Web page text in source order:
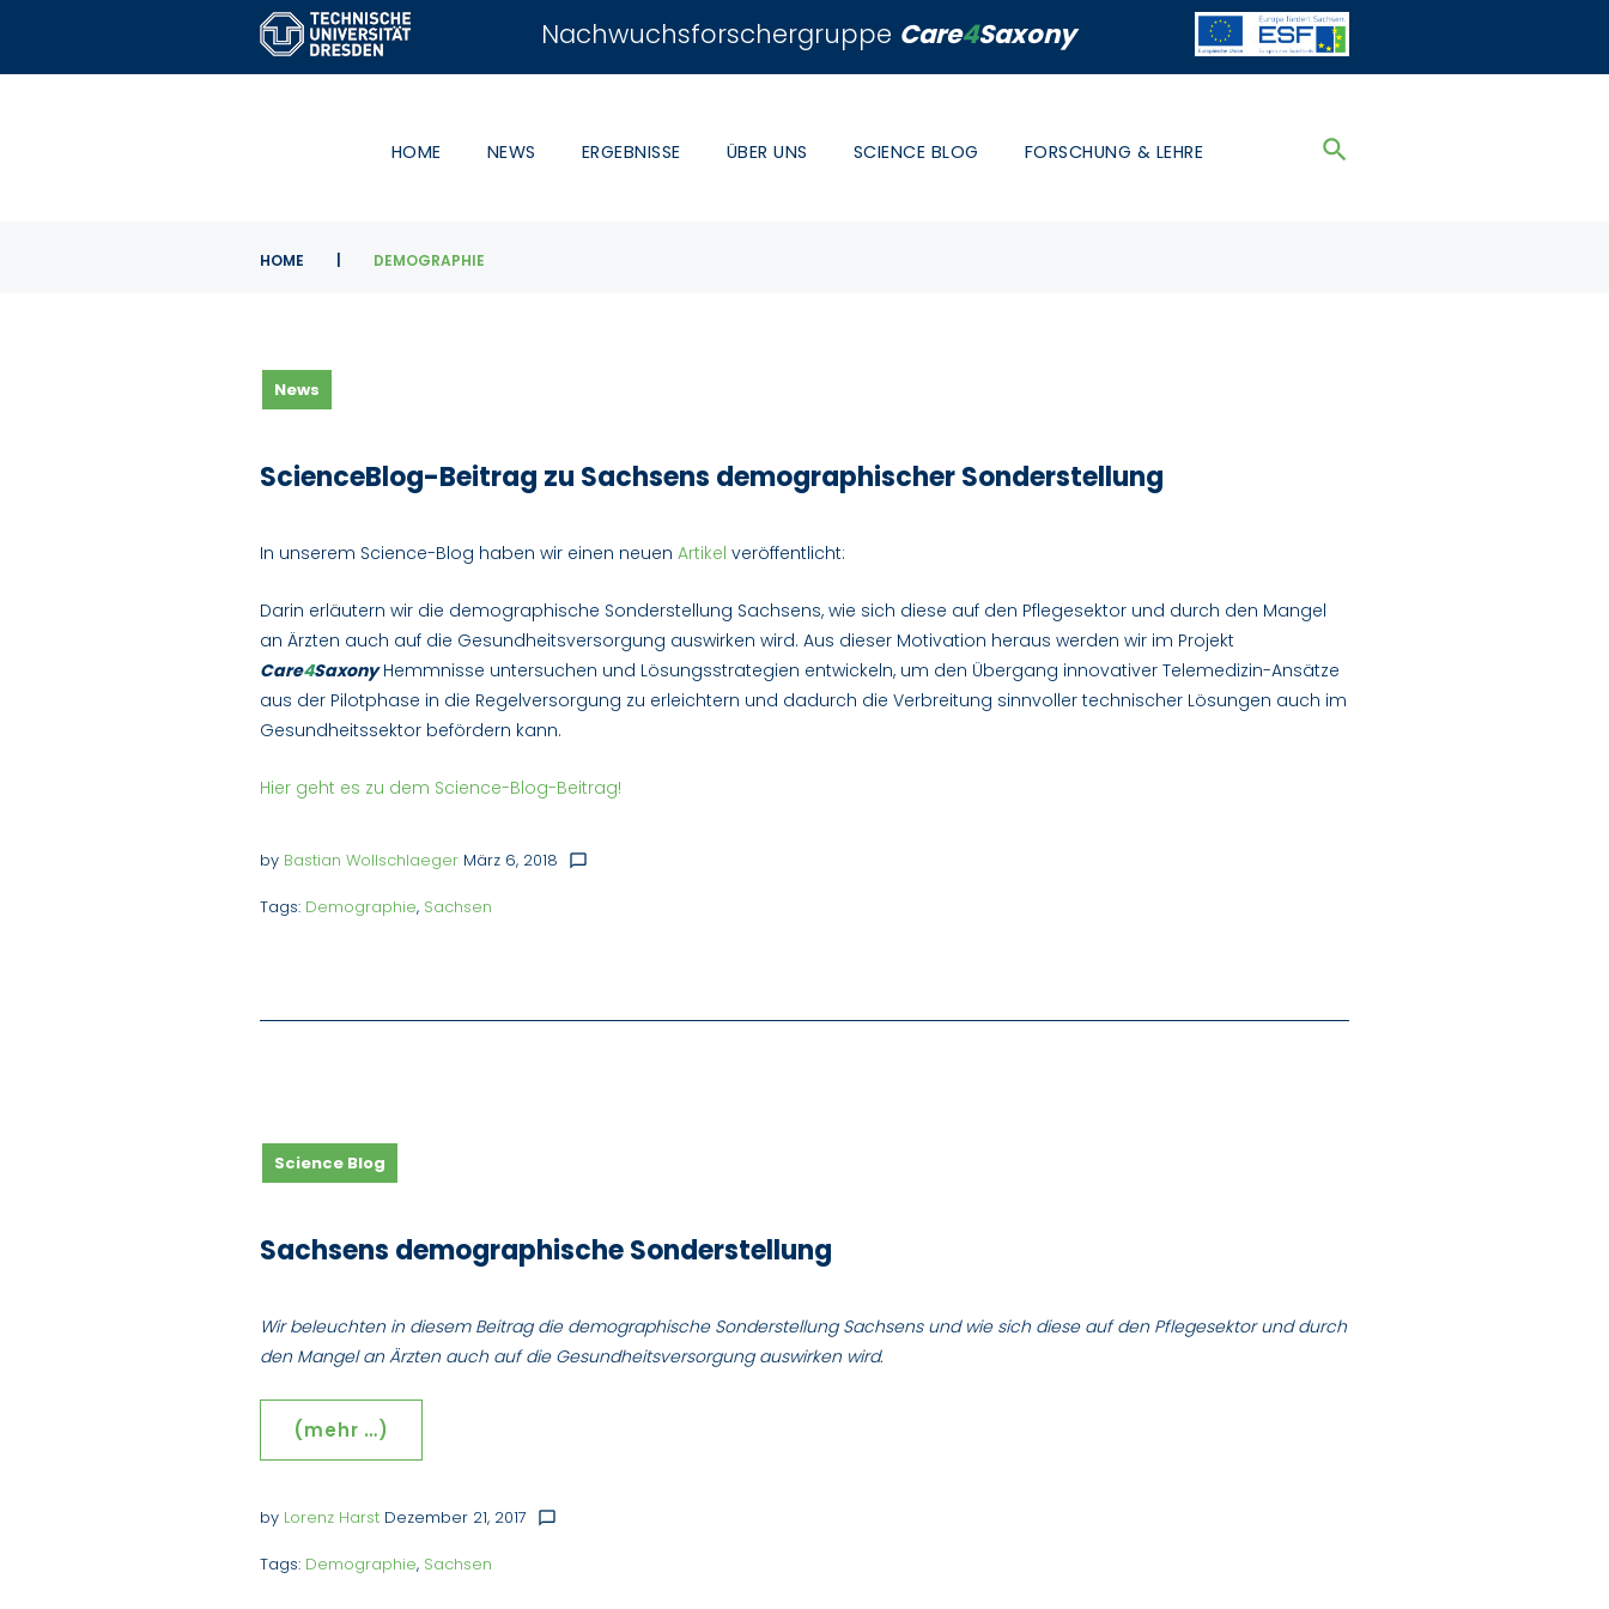
content
Nachwuchsforschergruppe Care4Saxony
HOME NEWS ERGEBNISSE ÜBER UNS SCIENCE BLOG FORSCHUNG & LEHRE
HOME DEMOGRAPHIE
Schlagwort:
News
ScienceBlog-Beitrag zu Sachsens demographischer Sonderstellung
In unserem Science-Blog haben wir einen neuen Artikel veröffentlicht:
Darin erläutern wir die demographische Sonderstellung Sachsens, wie sich diese auf den Pflegesektor und durch den Mangel
an Ärzten auch auf die Gesundheitsversorgung auswirken wird. Aus dieser Motivation heraus werden wir im Projekt
Care4SaxonyHemmnisse untersuchen und Lösungsstrategien entwickeln, um den Übergang innovativer Telemedizin-Ansätze
aus der Pilotphase in die Regelversorgung zu erleichtern und dadurch die Verbreitung sinnvoller technischer Lösungen auch im
Gesundheitssektor befördern kann.
Hier geht es zu dem Science-Blog-Beitrag!
by Bastian Wollschlaeger März 6, 2018 chat_bubble_outline
Tags: Demographie, Sachsen
Science Blog
Sachsens demographische Sonderstellung
Wir beleuchten in diesem Beitrag die demographische Sonderstellung Sachsens und wie sich diese auf den Pflegesektor und durch
den Mangel an Ärzten auch auf die Gesundheitsversorgung auswirken wird.
(mehr …)
by Lorenz Harst Dezember 21, 2017 chat_bubble_outline
Tags: Demographie, Sachsen